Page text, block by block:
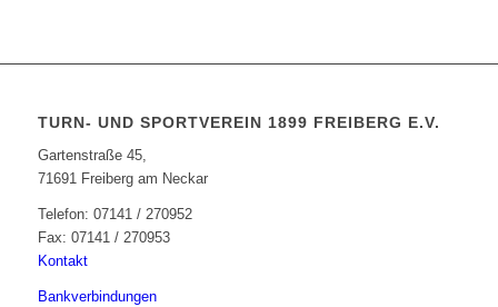
TURN- UND SPORTVEREIN 1899 FREIBERG E.V.
Gartenstraße 45,
71691 Freiberg am Neckar
Telefon: 07141 / 270952
Fax: 07141 / 270953
Kontakt
Bankverbindungen